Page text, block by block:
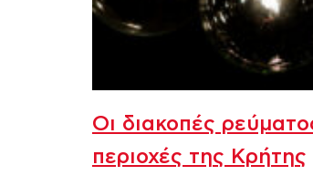
Οι διακοπές
περιοχές της Κρήτης